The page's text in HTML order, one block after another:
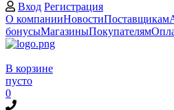
Вход Регистрация
О компанииНовостиПоставщикам
бонусыМагазиныПокупателям
В корзине
пусто
0